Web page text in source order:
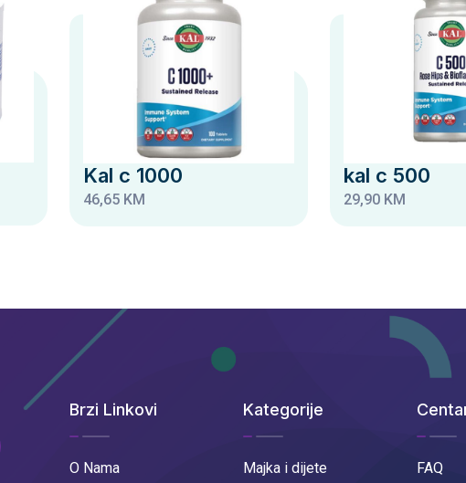
Kal c 1000
46,65 KM
kal c 500
29,90 KM
Brzi Linkovi
O Nama
Kategorije
Majka i dijete
FAQ